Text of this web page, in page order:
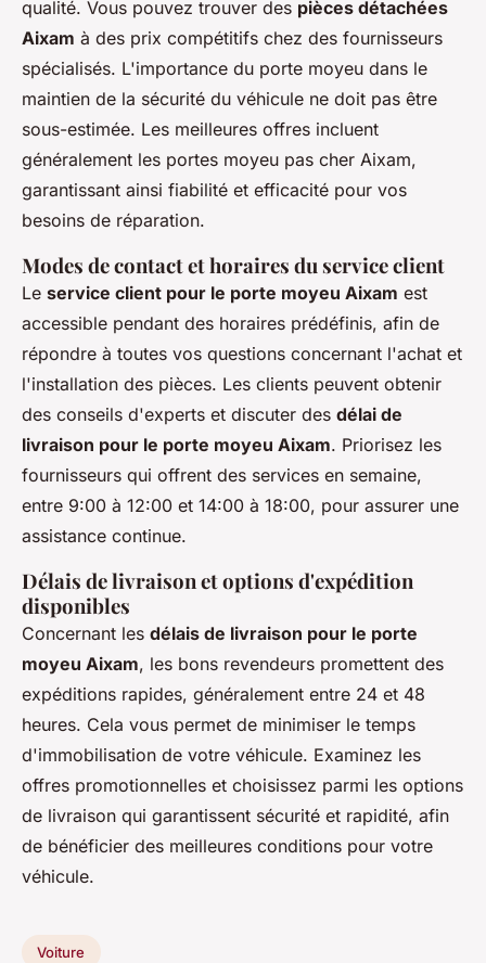
qualité. Vous pouvez trouver des pièces détachées
Aixam à des prix compétitifs chez des fournisseurs
spécialisés. L'importance du porte moyeu dans le
maintien de la sécurité du véhicule ne doit pas être
sous-estimée. Les meilleures offres incluent
généralement les portes moyeu pas cher Aixam,
garantissant ainsi fiabilité et efficacité pour vos
besoins de réparation.
Modes de contact et horaires du service client
Le service client pour le porte moyeu Aixam est
accessible pendant des horaires prédéfinis, afin de
répondre à toutes vos questions concernant l'achat et
l'installation des pièces. Les clients peuvent obtenir
des conseils d'experts et discuter des délai de
livraison pour le porte moyeu Aixam. Priorisez les
fournisseurs qui offrent des services en semaine,
entre 9:00 à 12:00 et 14:00 à 18:00, pour assurer une
assistance continue.
Délais de livraison et options d'expédition
disponibles
Concernant les délais de livraison pour le porte
moyeu Aixam, les bons revendeurs promettent des
expéditions rapides, généralement entre 24 et 48
heures. Cela vous permet de minimiser le temps
d'immobilisation de votre véhicule. Examinez les
offres promotionnelles et choisissez parmi les options
de livraison qui garantissent sécurité et rapidité, afin
de bénéficier des meilleures conditions pour votre
véhicule.
Voiture